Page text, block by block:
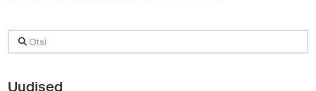
Otsi
Uudised